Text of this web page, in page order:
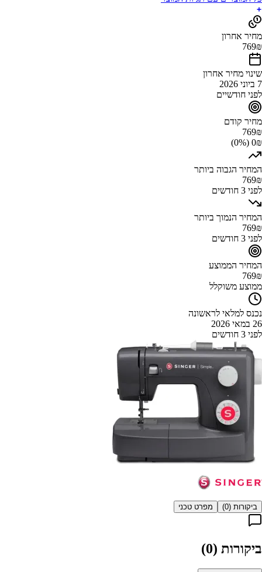
מחיר אחרון
769₪
שינוי מחיר אחרון
7 ביוני 2026
לפני חודשיים
מחיר קודם
769₪
0₪ (0%)
המחיר הגבוה ביותר
769₪
לפני 3 חודשים
המחיר הנמוך ביותר
769₪
לפני 3 חודשים
המחיר הממוצע
769₪
ממוצע משוקלל
נכנס למלאי לראשונה
26 במאי 2026
לפני 3 חודשים
ביקורות (0
) מפרט טכני
ביקורות (0
)